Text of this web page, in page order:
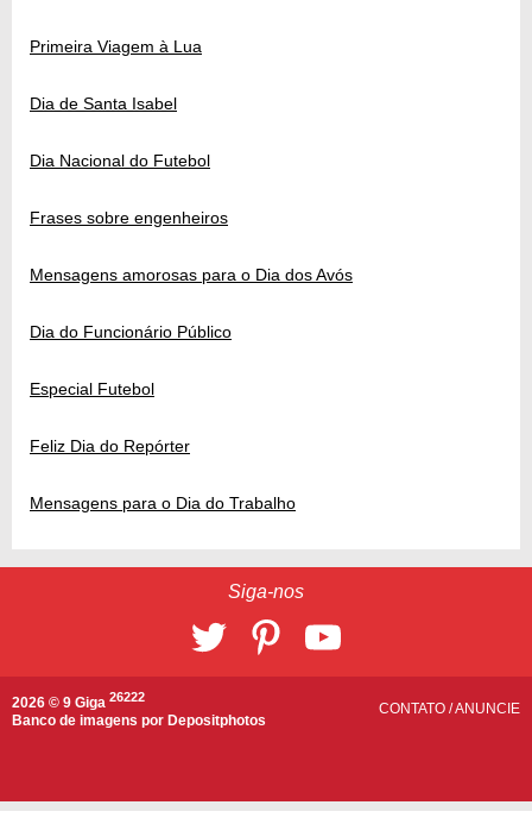
Primeira Viagem à Lua
Dia de Santa Isabel
Dia Nacional do Futebol
Frases sobre engenheiros
Mensagens amorosas para o Dia dos Avós
Dia do Funcionário Público
Especial Futebol
Feliz Dia do Repórter
Mensagens para o Dia do Trabalho
Siga-nos
2026 © 9 Giga 26222
Banco de imagens por Depositphotos
CONTATO /ANUNCIE